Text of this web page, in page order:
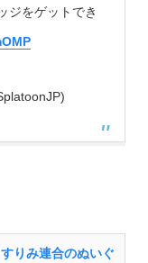
ジをゲットでき
りみ連合のぬいぐ